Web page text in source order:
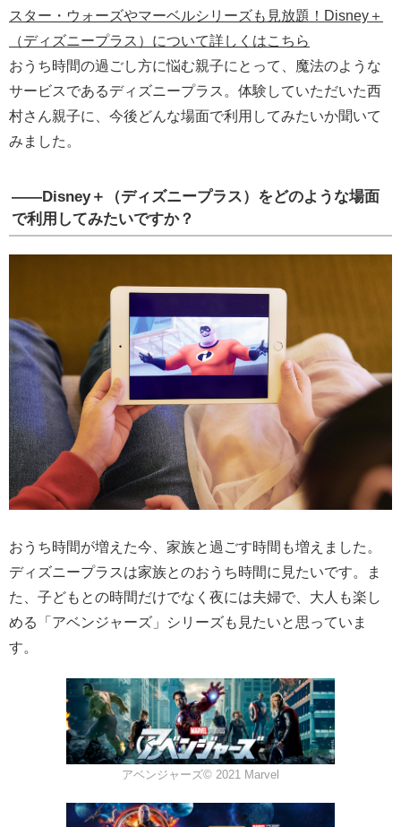
スター・ウォーズやマーベルシリーズも見放題！Disney＋
（ディズニープラス）について詳しくはこちら
おうち時間の過ごし方に悩む親子にとって、魔法のような
サービスであるディズニープラス。体験していただいた西
村さん親子に、今後どんな場面で利用してみたいか聞いて
みました。
――Disney＋（ディズニープラス）をどのような場面
で利用してみたいですか？
おうち時間が増えた今、家族と過ごす時間も増えました。
ディズニープラスは家族とのおうち時間に見たいです。ま
た、子どもとの時間だけでなく夜には夫婦で、大人も楽し
める「アベンジャーズ」シリーズも見たいと思っていま
す。
アベンジャーズ© 2021 Marvel